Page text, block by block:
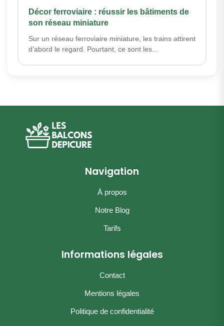
Décor ferroviaire : réussir les bâtiments de
son réseau miniature
Sur un réseau ferroviaire miniature, les trains attirent
d’abord le regard. Pourtant, ce sont les...
Navigation
À propos
Notre Blog
Tarifs
Informations légales
Contact
Mentions légales
Politique de confidentialité